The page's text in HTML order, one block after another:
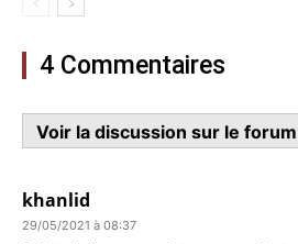
4 Commentaires
Voir la discussion sur le forum
khanlid
29/05/2021 à 08:37